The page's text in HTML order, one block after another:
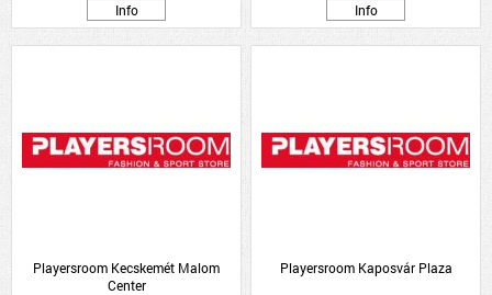
Info
Info
Playersroom Kecskemét Malom
Center
Playersroom Kaposvár Plaza